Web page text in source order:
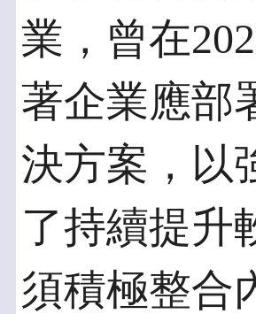
業，曾在
著企業應部
決方案，以
了持續提升
須積極整合